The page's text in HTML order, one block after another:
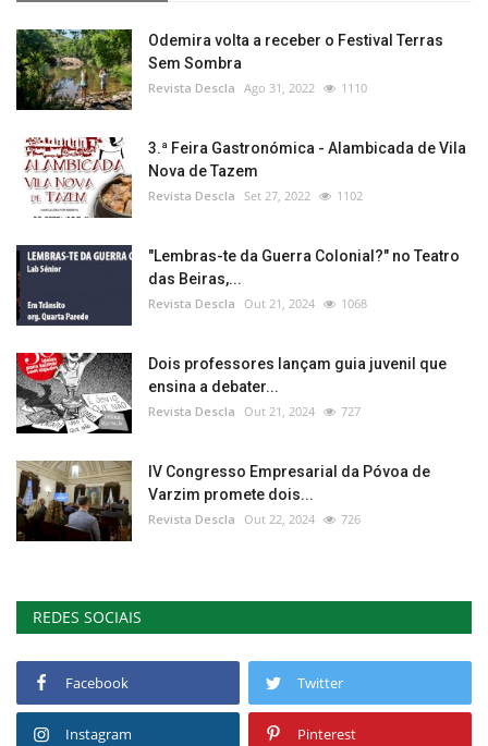
Odemira volta a receber o Festival Terras
Sem Sombra
Revista Descla Ago 31, 2022 1110
3.ª Feira Gastronómica - Alambicada de Vila
Nova de Tazem
Revista Descla Set 27, 2022 1102
"Lembras-te da Guerra Colonial?" no Teatro
das Beiras,...
Revista Descla Out 21, 2024 1068
Dois professores lançam guia juvenil que
ensina a debater...
Revista Descla Out 21, 2024 727
IV Congresso Empresarial da Póvoa de
Varzim promete dois...
Revista Descla Out 22, 2024 726
REDES SOCIAIS
Facebook Twitter
Instagram Pinterest